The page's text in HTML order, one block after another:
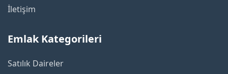
İletişim
Emlak Kategorileri
Satılık Daireler